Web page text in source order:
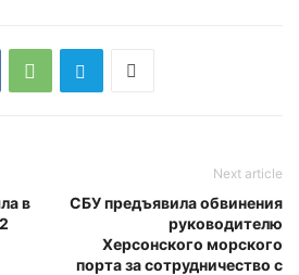
в
Next article
СБУ предъявила обвинения
руководителю
Херсонского морского
порта за сотрудничество с